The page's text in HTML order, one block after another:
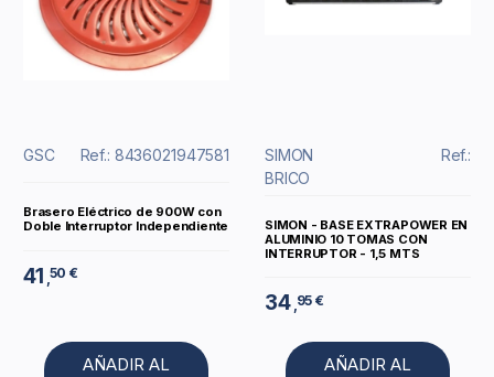
GSC Ref.: 8436021947581
Brasero Eléctrico de 900W con
Doble Interruptor Independiente
41 ,50 €
AÑADIR AL
SIMON
BRICO
Ref.:
SIMON - BASE EXTRAPOWER EN
ALUMINIO 10 TOMAS CON
INTERRUPTOR - 1,5 MTS
34 ,95 €
AÑADIR AL